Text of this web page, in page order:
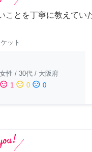
ことを丁寧に教えてい
ット
女性 / 30代 / 大阪府
sentiment_satisfied 1 sentiment_neutral 0 sentiment_dissatisfied 0